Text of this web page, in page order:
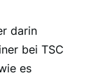
darin
bei TSC
es